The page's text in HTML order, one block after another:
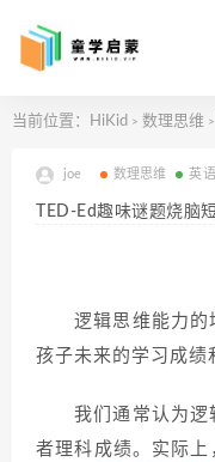
当前位置： HiKid > 数理思维 >
joe 数理思维 英
TED-Ed趣味谜题烧脑
逻辑思维能力的
孩子未来的学习成绩
我们通常认为
者理科成绩。实际